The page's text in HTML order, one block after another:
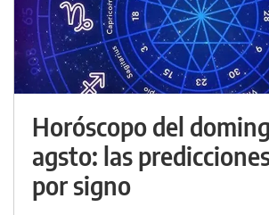
Horóscopo del
agsto: las
por signo